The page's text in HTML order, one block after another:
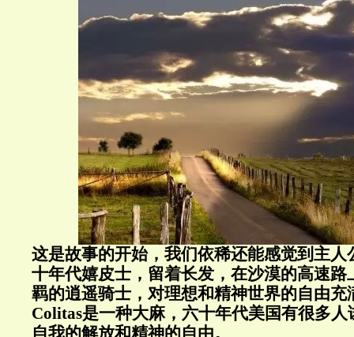
这是故事的开始，我们依稀还能感觉到主人
十年代嬉皮士，留着长发，在沙漠的高速路
羁的逍遥骑士，对理想和精神世界的自由充
Colitas是一种大麻，六十年代美国有很多
自我的解放和精神的自由。